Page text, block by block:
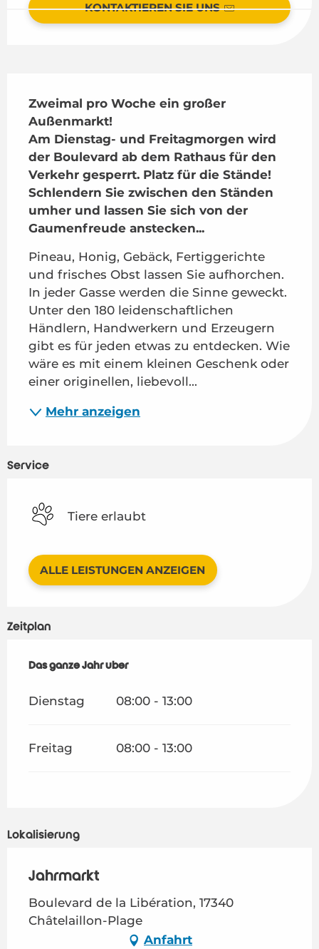
KONTAKTIEREN SIE UNS
Zweimal pro Woche ein großer
Außenmarkt!
Am Dienstag- und Freitagmorgen wird
der Boulevard ab dem Rathaus für den
Verkehr gesperrt. Platz für die Stände!
Schlendern Sie zwischen den Ständen
umher und lassen Sie sich von der
Gaumenfreude anstecken...
Pineau, Honig, Gebäck, Fertiggerichte
und frisches Obst lassen Sie aufhorchen.
In jeder Gasse werden die Sinne geweckt.
Unter den 180 leidenschaftlichen
Händlern, Handwerkern und Erzeugern
gibt es für jeden etwas zu entdecken. Wie
wäre es mit einem kleinen Geschenk oder
einer originellen, liebevoll...
Mehr anzeigen
Service
Tiere erlaubt
ALLE LEISTUNGEN ANZEIGEN
Zeitplan
Das ganze Jahr über
Das ganze Jahr über
Dienstag 08:00 - 13:00
Freitag 08:00 - 13:00
Lokalisierung
Jahrmarkt
Boulevard de la Libération, 17340
Châtelaillon-Plage
Anfahrt